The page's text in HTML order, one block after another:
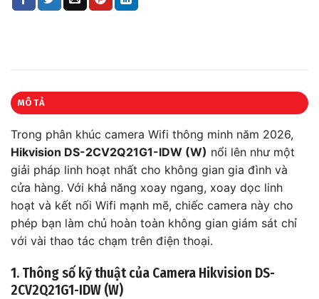
MÔ TẢ
Trong phân khúc camera Wifi thông minh năm 2026,
Hikvision DS-2CV2Q21G1-IDW (W) nổi lên như một
giải pháp linh hoạt nhất cho không gian gia đình và
cửa hàng. Với khả năng xoay ngang, xoay dọc linh
hoạt và kết nối Wifi mạnh mẽ, chiếc camera này cho
phép bạn làm chủ hoàn toàn không gian giám sát chỉ
với vài thao tác chạm trên điện thoại.
1. Thông số kỹ thuật của Camera Hikvision DS-
2CV2Q21G1-IDW (W)